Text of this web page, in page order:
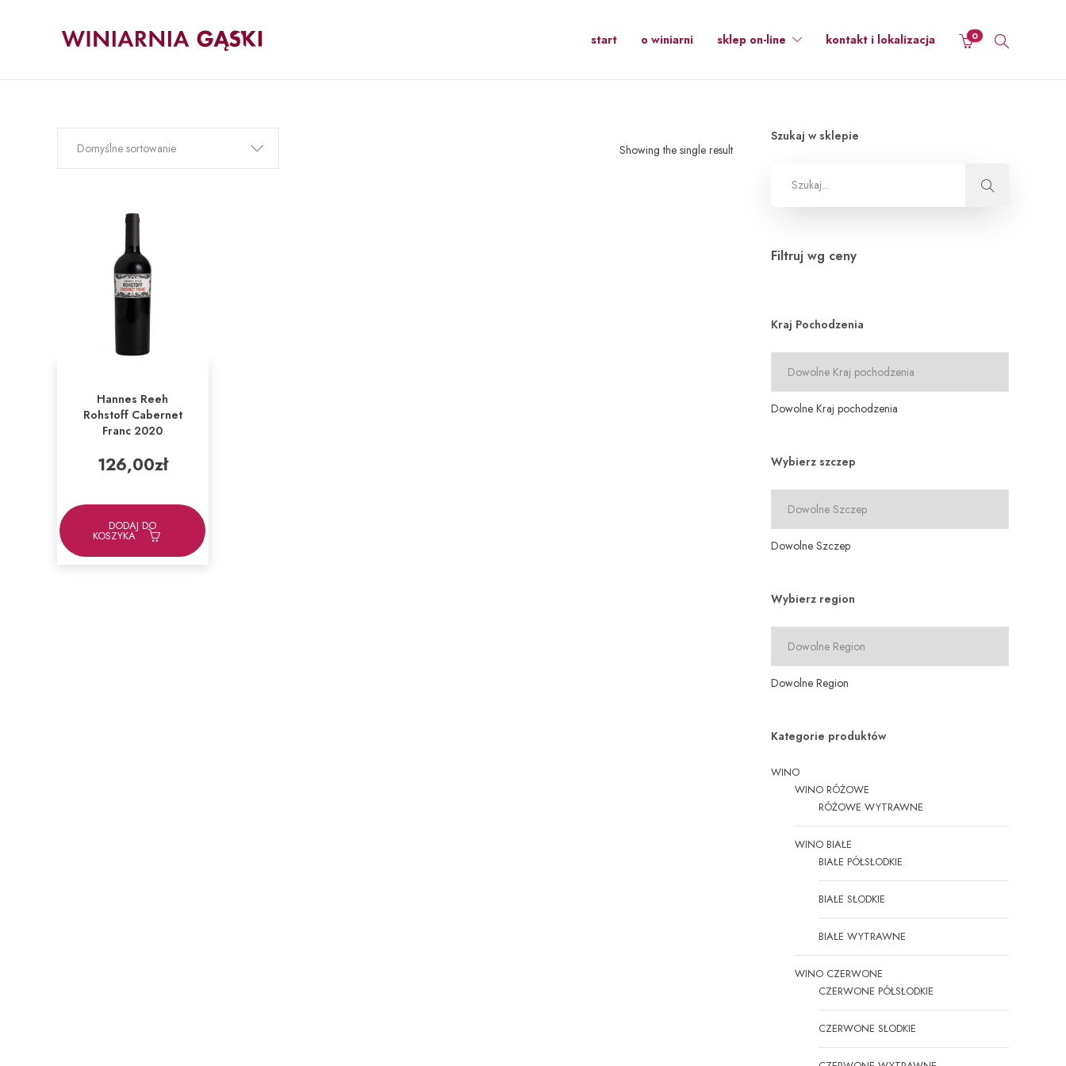
start o winiarni sklep on-line kontakt i lokalizacja 0
Showing the single result
Domyślne sortowanie
Hannes Reeh
Rohstoff Cabernet
Franc 2020
126,00zł
DODAJ DO
KOSZYKA
Szukaj w sklepie
Filtruj wg ceny
Kraj Pochodzenia
Dowolne Kraj pochodzenia
Wybierz szczep
Dowolne Szczep
Wybierz region
Dowolne Region
Kategorie produktów
WINO
WINO RÓŻOWE
RÓŻOWE WYTRAWNE
WINO BIAŁE
BIAŁE PÓŁSŁODKIE
BIAŁE SŁODKIE
BIAŁE WYTRAWNE
WINO CZERWONE
CZERWONE PÓŁSŁODKIE
CZERWONE SŁODKIE